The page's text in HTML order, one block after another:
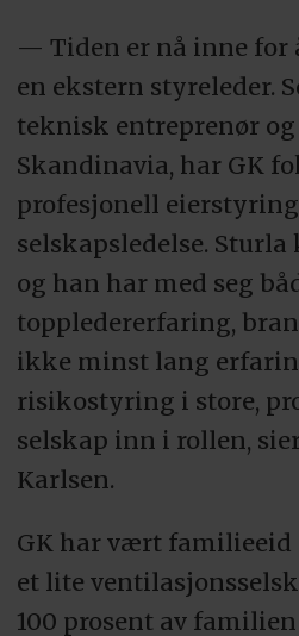
— Tiden er nå inne for
en ekstern styreleder.
teknisk entreprenør
Skandinavia, har GK
profesjonell
selskapsledelse.
og han har med seg
toppledererfaring,
ikke minst lang
risikostyring i store,
selskap inn i rollen,
Karlsen.
GK har vært familieeid
et lite
100 prosent av